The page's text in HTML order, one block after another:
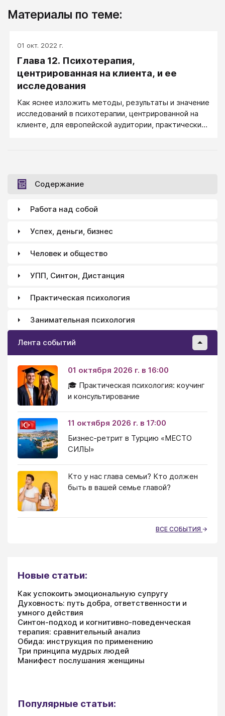
Материалы по теме:
01 окт. 2022 г.
Глава 12. Психотерапия,
центрированная на клиента, и ее
исследования
Как яснее изложить методы, результаты и значение
исследований в психотерапии, центрированной на
клиенте, для европейской аудитории, практически
Содержание
Работа над собой
Успех, деньги, бизнес
Человек и общество
УПП, Синтон, Дистанция
Практическая психология
Занимательная психология
Лента событий
01 октября 2026 г. в 16:00
🎓 Практическая психология: коучинг
и консультирование
11 октября 2026 г. в 17:00
Бизнес-ретрит в Турцию «МЕСТО
СИЛЫ»
Кто у нас глава семьи? Кто должен
быть в вашей семье главой?
ВСЕ СОБЫТИЯ
Новые статьи:
Как успокоить эмоциональную супругу
Духовность: путь добра, ответственности и
умного действия
Синтон-подход и когнитивно-поведенческая
терапия: сравнительный анализ
Обида: инструкция по применению
Три принципа мудрых людей
Манифест послушания женщины
Популярные статьи: